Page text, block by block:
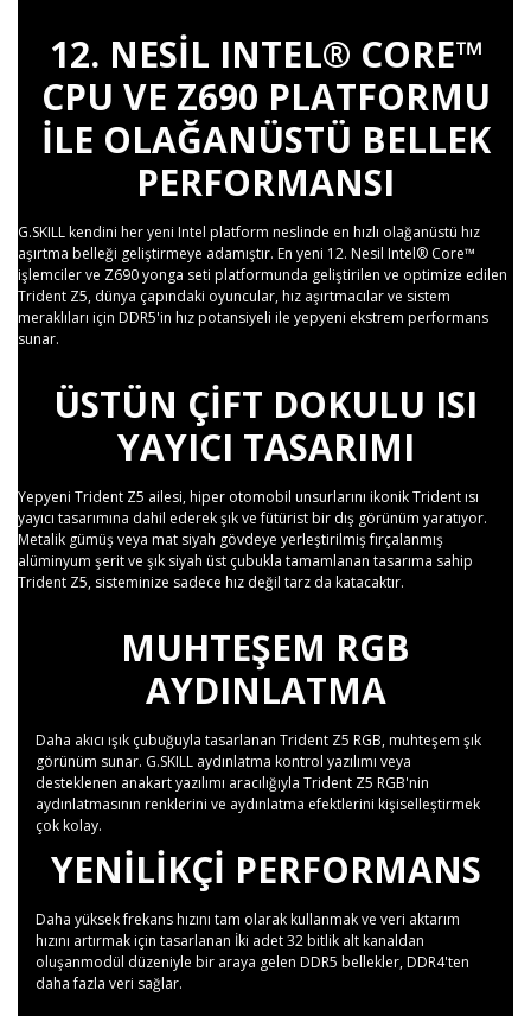
12. NESIL INTEL® CORE™
CPU VE Z690 PLATFORMU
ILE OLAĞANÜSTÜ BELLEK
PERFORMANSI
G.SKILL kendini her yeni Intel platform neslinde en hızlı olağanüstü hız
aşırtma belleği geliştirmeye adamıştır. En yeni 12. Nesil Intel® Core™
işlemciler ve Z690 yonga seti platformunda geliştirilen ve optimize edilen
Trident Z5, dünya çapındaki oyuncular, hız aşırtmacılar ve sistem
meraklıları için DDR5'in hız potansiyeli ile yepyeni ekstrem performans
sunar.
ÜSTÜN ÇIFT DOKULU ISI
YAYICI TASARIMI
Yepyeni Trident Z5 ailesi, hiper otomobil unsurlarını ikonik Trident ısı
yayıcı tasarımına dahil ederek şık ve fütürist bir dış görünüm yaratıyor.
Metalik gümüş veya mat siyah gövdeye yerleştirilmiş fırçalanmış
alüminyum şerit ve şık siyah üst çubukla tamamlanan tasarıma sahip
Trident Z5, sisteminize sadece hız değil tarz da katacaktır.
MUHTEŞEM RGB
AYDINLATMA
Daha akıcı ışık çubuğuyla tasarlanan Trident Z5 RGB, muhteşem şık
görünüm sunar. G.SKILL aydınlatma kontrol yazılımı veya
desteklenen anakart yazılımı aracılığıyla Trident Z5 RGB'nin
aydınlatmasının renklerini ve aydınlatma efektlerini kişiselleştirmek
çok kolay.
YENILIKÇI PERFORMANS
Daha yüksek frekans hızını tam olarak kullanmak ve veri aktarım
hızını artırmak için tasarlanan İki adet 32 bitlik alt kanaldan
oluşanmodül düzeniyle bir araya gelen DDR5 bellekler, DDR4'ten
daha fazla veri sağlar.